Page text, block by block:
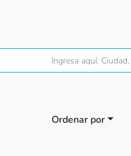
Ordenar por